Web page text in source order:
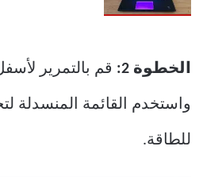
الخطوة 2: قم بالتمرير
واستخدم القائمة المنسدلة
للطاقة.